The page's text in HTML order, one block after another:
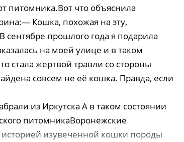
питомника.Вот что объяснила
Кошка, похожая на эту,
прошлого года я подарила
на моей улице и в таком
стала жертвой травли со стороны
совсем не её кошка. Правда, если
из Иркутска А в таком состоянии
питомникаВоронежские
изувеченной кошки породы